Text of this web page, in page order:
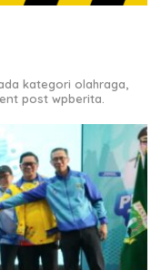
kategori olahraga,
post wpberita.